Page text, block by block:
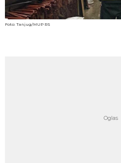
Foto: Tanjug/MUP RS